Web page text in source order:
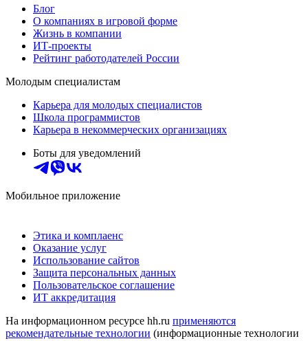
Блог
О компаниях в игровой форме
Жизнь в компании
ИТ-проекты
Рейтинг работодателей России
Молодым специалистам
Карьера для молодых специалистов
Школа программистов
Карьера в некоммерческих организациях
Боты для уведомлений
Мобильное приложение
Этика и комплаенс
Оказание услуг
Использование сайтов
Защита персональных данных
Пользовательское соглашение
ИТ аккредитация
На информационном ресурсе hh.ru применяются
рекомендательные технологии (информационные технологии